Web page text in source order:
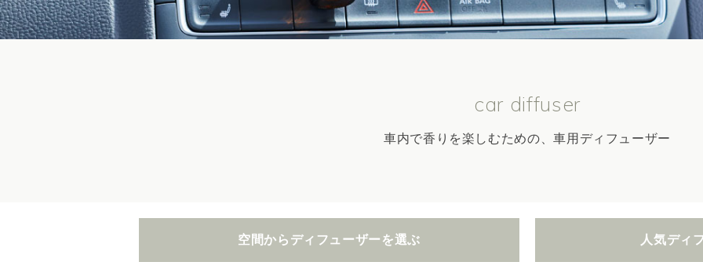
car diffuser
車内で香りを楽しむための、車用ディフューザー
空間から ディフューザーを選ぶ 人気ディ